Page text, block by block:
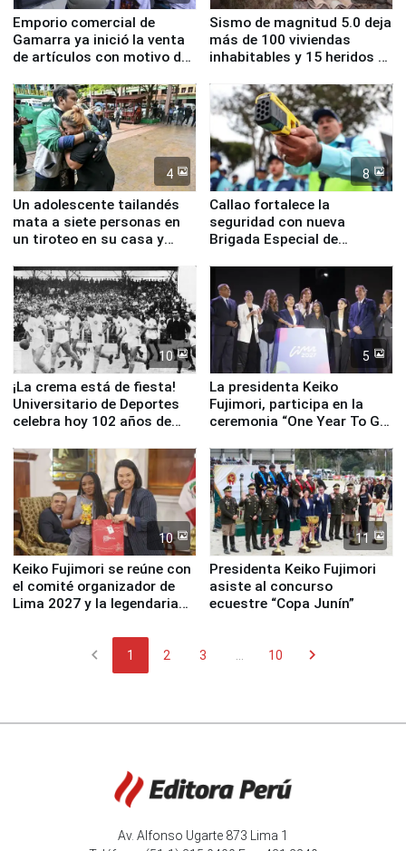
Emporio comercial de
Gamarra ya inició la venta
de artículos con motivo de
Sismo de magnitud 5.0 deja
más de 100 viviendas
inhabitables y 15 heridos en
4
Un adolescente tailandés
mata a siete personas en
un tiroteo en su casa y
8
Callao fortalece la
seguridad con nueva
Brigada Especial de
equipamiento para
Serenazgo
10
¡La crema está de fiesta!
Universitario de Deportes
celebra hoy 102 años de
5
La presidenta Keiko
Fujimori, participa en la
ceremonia “One Year To Go
10
Keiko Fujimori se reúne con
el comité organizador de
Lima 2027 y la legendaria
11
Presidenta Keiko Fujimori
asiste al concurso
ecuestre “Copa Junín”
chevron_left 1 2 3 10 chevron_right
Av. Alfonso Ugarte 873 Lima 1